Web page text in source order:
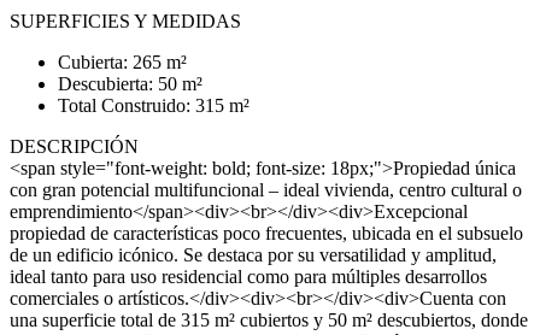
SUPERFICIES Y MEDIDAS
Cubierta: 265 m²
Descubierta: 50 m²
Total Construido: 315 m²
DESCRIPCIÓN
<span style="font-weight: bold; font-size: 18px;">Propiedad única
con gran potencial multifuncional – ideal vivienda, centro cultural o
emprendimiento</span><div><br></div><div>Excepcional
propiedad de características poco frecuentes, ubicada en el subsuelo
de un edificio icónico. Se destaca por su versatilidad y amplitud,
ideal tanto para uso residencial como para múltiples desarrollos
comerciales o artísticos.</div><div><br></div><div>Cuenta con
una superficie total de 315 m² cubiertos y 50 m² descubiertos, donde